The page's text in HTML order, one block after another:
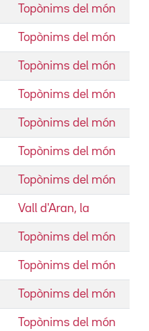
Topònims del món
Topònims del món
Topònims del món
Topònims del món
Topònims del món
Topònims del món
Topònims del món
Vall d'Aran, la
Topònims del món
Topònims del món
Topònims del món
Topònims del món